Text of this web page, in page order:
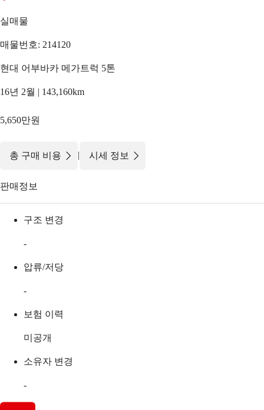
실매물
매물번호: 214120
현대 어부바카 메가트럭 5톤
16년 2월 | 143,160km
5,650만원
총 구매 비용 | 시세 정보
판매정보
구조 변경
-
압류/저당
-
보험 이력
미공개
소유자 변경
-